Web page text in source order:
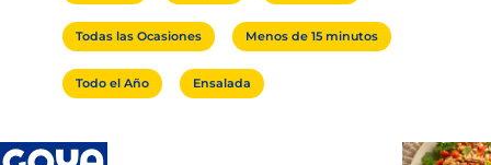
Todas las Ocasiones Menos de 15 minutos
Todo el Año Ensalada